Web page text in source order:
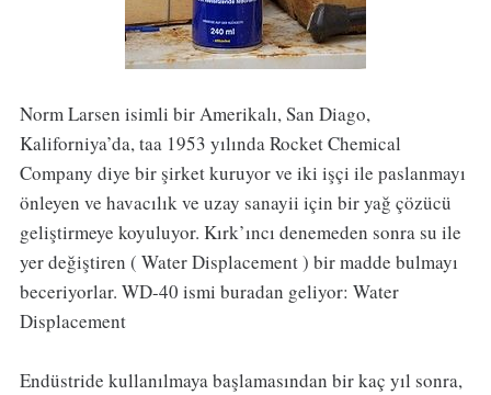
Norm Larsen isimli bir Amerikalı, San Diago,
Kaliforniya’da, taa 1953 yılında Rocket Chemical
Company diye bir şirket kuruyor ve iki işçi ile paslanmayı
önleyen ve havacılık ve uzay sanayii için bir yağ çözücü
geliştirmeye koyuluyor. Kırk’ıncı denemeden sonra su ile
yer değiştiren ( Water Displacement ) bir madde bulmayı
beceriyorlar. WD-40 ismi buradan geliyor: Water
Displacement
Endüstride kullanılmaya başlamasından bir kaç yıl sonra,